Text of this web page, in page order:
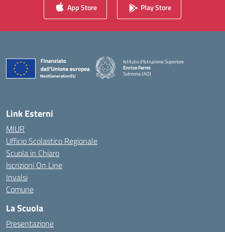
App Store Play Store
Istituto d'Istruzione Superiore
Enrico Fermi
Sulmona (AQ)
— Visita la pagina iniziale della scuola
Link Esterni
MIUR
Ufficio Scolastico Regionale
Scuola in Chiaro
Iscrizioni On Line
Invalsi
Comune
La Scuola
Presentazione